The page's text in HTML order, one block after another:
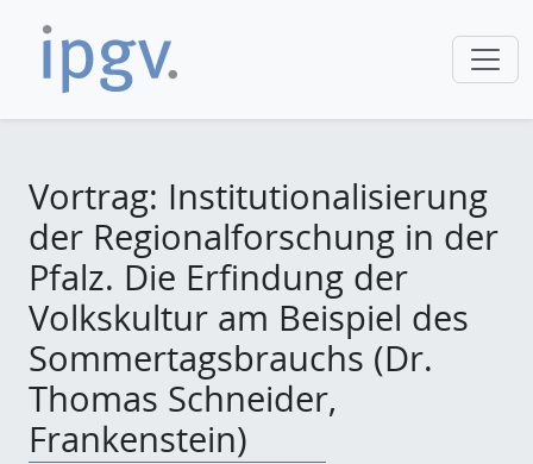
Vortrag: Institutionalisierung
der Regionalforschung in der
Pfalz. Die Erfindung der
Volkskultur am Beispiel des
Sommertagsbrauchs (Dr.
Thomas Schneider,
Frankenstein)